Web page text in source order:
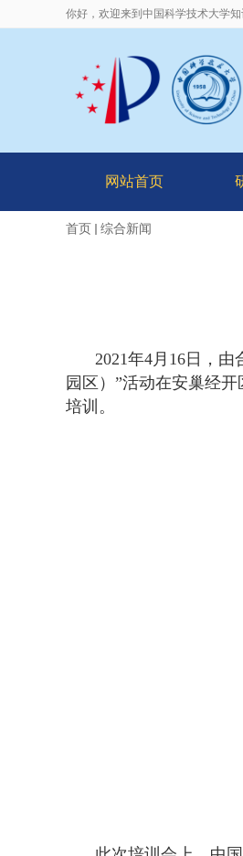
你好，欢迎来到中国科学技术大学知
网站首页
首页 综合新闻
2021年4月 16 日，由
园区）”活动在安巢经
培训。